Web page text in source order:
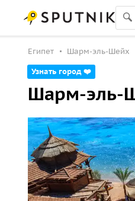
Египет
Шарм-эль-Шейх
Узнать город ❤️
Шарм-эль-